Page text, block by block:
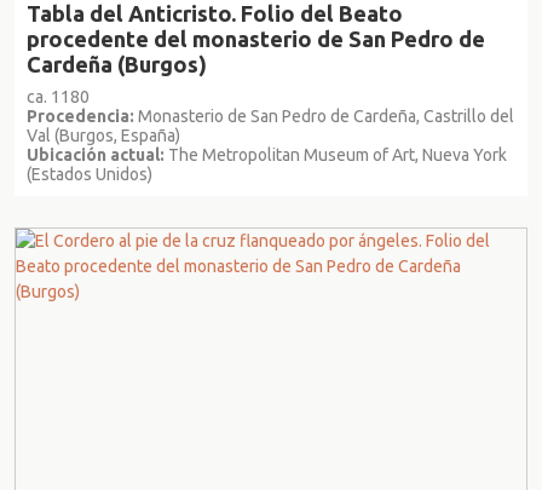
Tabla del Anticristo. Folio del Beato
procedente del monasterio de San Pedro de
Cardeña (Burgos)
ca. 1180
Procedencia: Monasterio de San Pedro de Cardeña, Castrillo del
Val (Burgos, España)
Ubicación actual: The Metropolitan Museum of Art, Nueva York
(Estados Unidos)